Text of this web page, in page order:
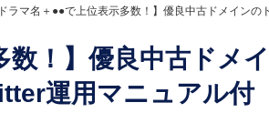
ラマ名＋●●で上位表示多数！】優良中古ドメイン
数！】優良中古ドメイ
運用マニュアル付